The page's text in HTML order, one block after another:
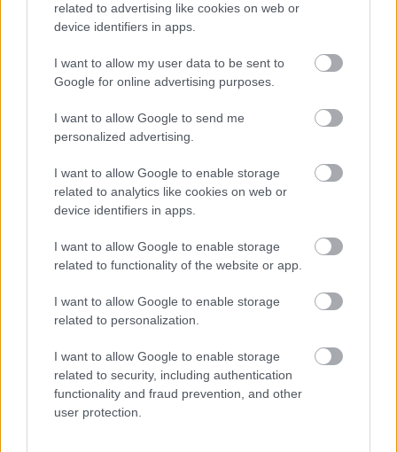
related to advertising like cookies on web or
device identifiers in apps.
I want to allow my user data to be sent to
Google for online advertising purposes.
I want to allow Google to send me
personalized advertising.
I want to allow Google to enable storage
related to analytics like cookies on web or
device identifiers in apps.
I want to allow Google to enable storage
related to functionality of the website or app.
I want to allow Google to enable storage
related to personalization.
I want to allow Google to enable storage
related to security, including authentication
functionality and fraud prevention, and other
user protection.
Könnyebb volna hazaérni, ha
elindulnék itthonról - Rec.hu
Korábban azt mondtam, hogy majd később, és az
most van. Ez nem kispályás fusimunka: a kozmikus
élet otthona! Szerinted nincsen véletlen, szerintem
csak az van. Pillekönnyűnek érezhetjük a létezést.
Elhittem, hogy szép lesz, hogyha lesz majd egy kis
pénzem. A hegyeket jártam, de most elnyel ez a…